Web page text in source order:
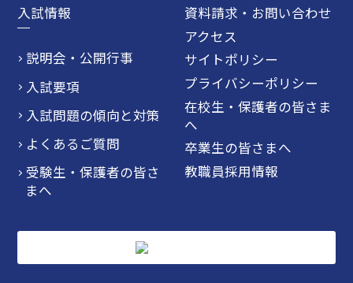
入試情報
説明会・公開行事
入試要項
入試問題の傾向と対策
よくあるご質問
受験生・保護者の皆さ
まへ
資料請求・お問い合わせ
アクセス
サイトポリシー
プライバシーポリシー
在校生・保護者の皆さま
へ
卒業生の皆さまへ
教職員採用情報